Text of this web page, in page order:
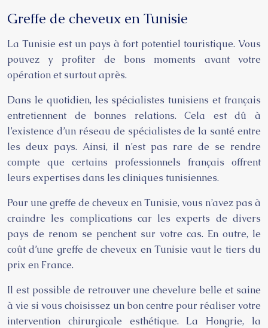
Greffe de cheveux en Tunisie
La Tunisie est un pays à fort potentiel touristique. Vous
pouvez y profiter de bons moments avant votre
opération et surtout après.
Dans le quotidien, les spécialistes tunisiens et français
entretiennent de bonnes relations. Cela est dû à
l’existence d’un réseau de spécialistes de la santé entre
les deux pays. Ainsi, il n’est pas rare de se rendre
compte que certains professionnels français offrent
leurs expertises dans les cliniques tunisiennes.
Pour une greffe de cheveux en Tunisie, vous n’avez pas à
craindre les complications car les experts de divers
pays de renom se penchent sur votre cas. En outre, le
coût d’une greffe de cheveux en Tunisie vaut le tiers du
prix en France.
Il est possible de retrouver une chevelure belle et saine
à vie si vous choisissez un bon centre pour réaliser votre
intervention chirurgicale esthétique. La Hongrie, la